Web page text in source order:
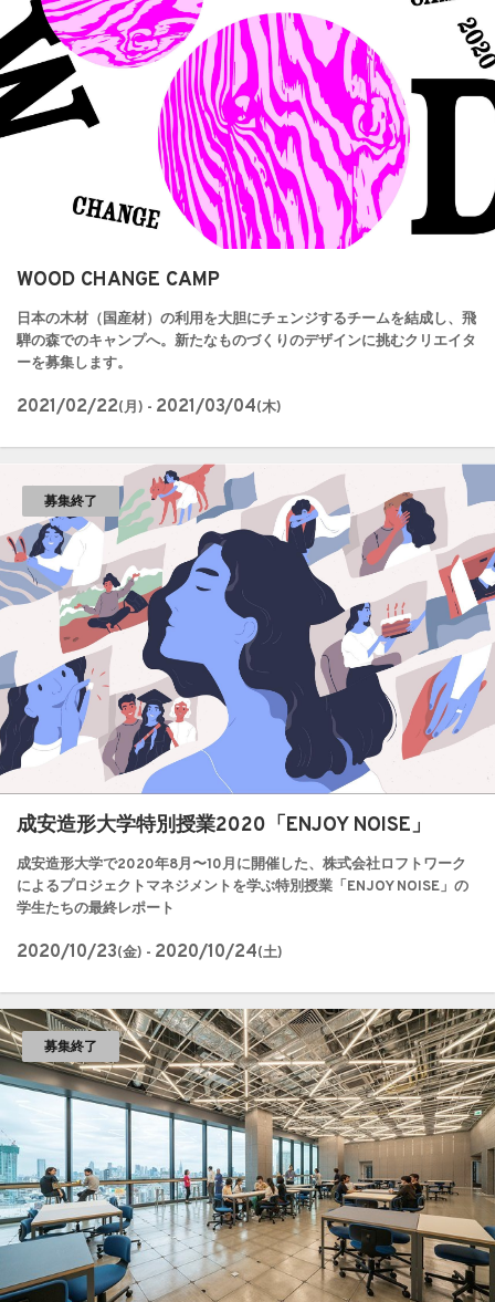
WOOD CHANGE CAMP
日本の木材（国産材）の利用を大胆にチェンジするチームを結成し、飛
騨の森でのキャンプへ。新たなものづくりのデザインに挑むクリエイタ
ーを募集します。
2021/02/22(月) - 2021/03/04(木)
募集終了
成安造形大学特別授業2020「ENJOY NOISE」
成安造形大学で2020年8月〜10月に開催した、株式会社ロフトワーク
によるプロジェクトマネジメントを学ぶ特別授業「ENJOY NOISE」の
学生たちの最終レポート
2020/10/23(金) - 2020/10/24(土)
募集終了